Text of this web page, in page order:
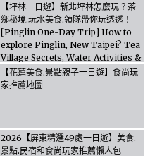
【坪林一日遊】新北坪林怎麼玩？茶
鄉秘境.玩水美食.領隊帶你玩透透！
[Pinglin One-Day Trip] How to
explore Pinglin, New Taipei? Tea
Village Secrets, Water Activities &
Food, Let the guide take you
through it all!
【花蓮美食.景點親子一日遊】食尚玩
家推薦地圖
2026【屏東精選49處一日遊】美食.
景點.民宿和食尚玩家推薦懶人包